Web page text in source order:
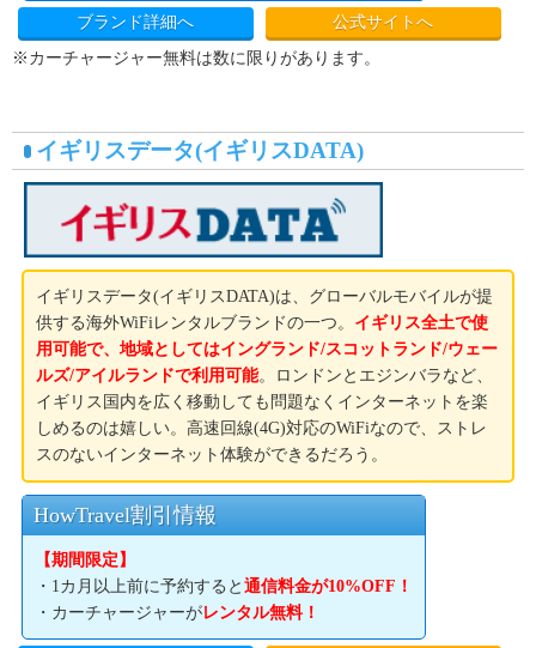
ブランド詳細へ
公式サイトへ
※カーチャージャー無料は数に限りがあります。
イギリスデータ(イギリスDATA)
イギリスデータ(イギリスDATA)は、グローバルモバイルが提
供する海外WiFiレンタルブランドの一つ。 イギリス全土で使
用可能で、地域としてはイングランド/スコットランド/ウェー
ルズ/アイルランドで利用可能。ロンドンとエジンバラなど、
イギリス国内を広く移動しても問題なくインターネットを楽
しめるのは嬉しい。高速回線(4G)対応のWiFiなので、ストレ
スのないインターネット体験ができるだろう。
HowTravel割引情報
【期間限定】
・1カ月以上前に予約すると通信料金が10%OFF！
・カーチャージャーがレンタル無料！